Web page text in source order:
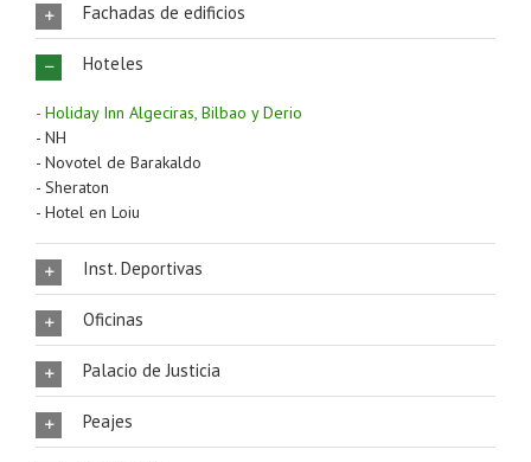
Fachadas de edificios
Hoteles
- Holiday Inn Algeciras, Bilbao y Derio
- NH
- Novotel de Barakaldo
- Sheraton
- Hotel en Loiu
Inst. Deportivas
Oficinas
Palacio de Justicia
Peajes